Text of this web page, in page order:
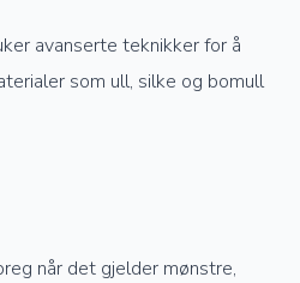
avanserte teknikker for å
som ull, silke og bomull
når det gjelder mønstre,